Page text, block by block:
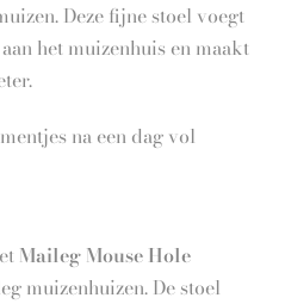
Deze fijne stoel voegt
het muizenhuis en maakt
na een dag vol
Maileg Mouse Hole
muizenhuizen. De stoel